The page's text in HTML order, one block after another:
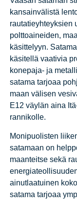
kansainvälistä
rautatieyhteyksien
polttoaineiden,
käsittelyyn.
käsitellä vaativia
konepaja- ja
satama tarjoaa
maan välisen
E12 väylän aina
rannikolle.
Monipuolisten
satamaan on
maanteitse sekä
ainutlaatuinen
satama tarjoaa